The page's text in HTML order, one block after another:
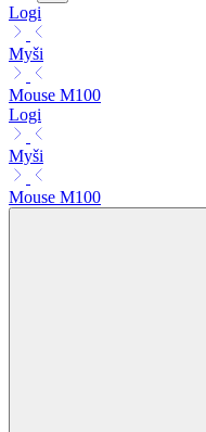
Logi
Myši
Mouse M100
Logi
Myši
Mouse M100